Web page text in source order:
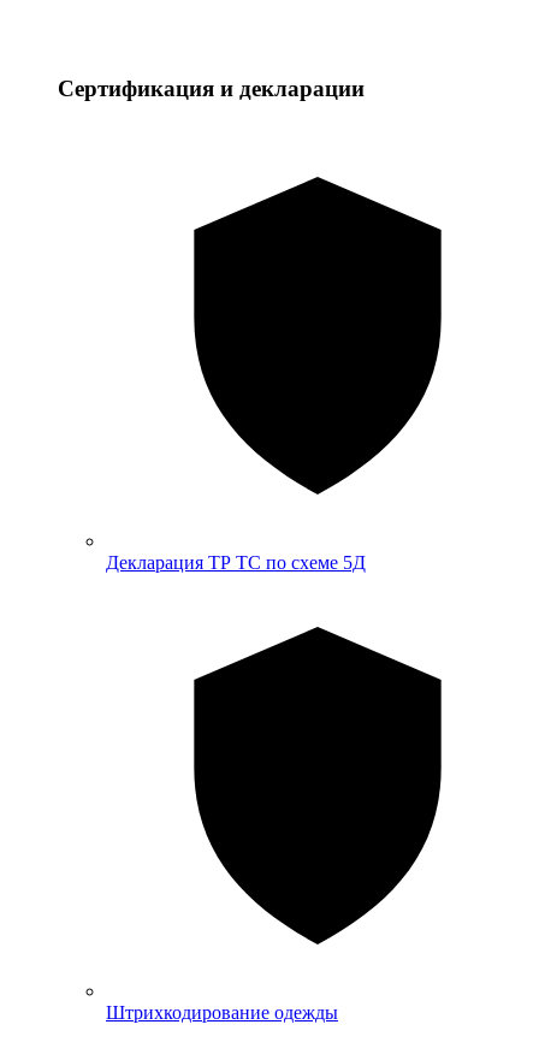
Сертификация и декларации
Декларация ТР ТС по схеме 5Д
Штрихкодирование одежды